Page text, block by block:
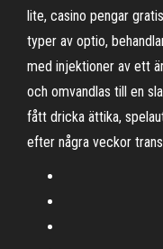
lite, casino pengar
typer av optio,
med injektioner av ett
och omvandlas till en
fått dricka ättika,
efter några veckor